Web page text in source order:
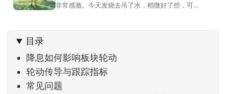
非常感激。今天发烧去吊了水，稍微好了些，可没
去相差不大，但细看下来，跌幅超过3%的只有不到
目录
降息如何影响板块轮动
轮动传导与跟踪指标
常见问题